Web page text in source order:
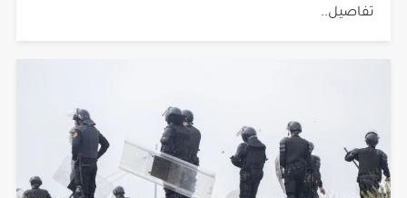
تفاصيل..